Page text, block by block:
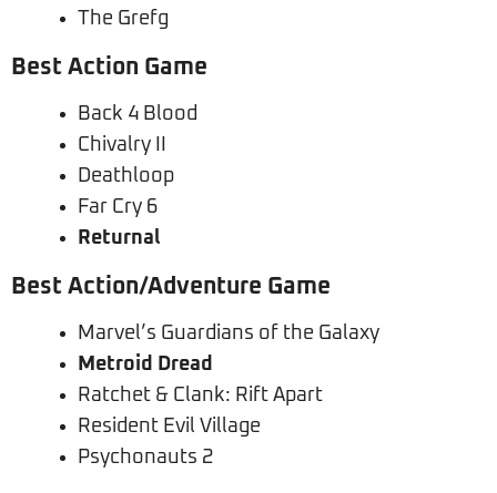
The Grefg
Best Action Game
Back 4 Blood
Chivalry II
Deathloop
Far Cry 6
Returnal
Best Action/Adventure Game
Marvel’s Guardians of the Galaxy
Metroid Dread
Ratchet & Clank: Rift Apart
Resident Evil Village
Psychonauts 2